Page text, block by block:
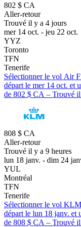
802 $ CA
Aller-retour
Trouvé il y a 4 jours
mer 14 oct. - jeu 22 oct.
YYZ
Toronto
TFN
Tenerife
Sélectionner le vol Air
départ le mer 14 oct. et
de 802 $ CA – Trouvé
808 $ CA
Aller-retour
Trouvé il y a 9 heures
lun 18 janv. - dim 24
YUL
Montréal
TFN
Tenerife
Sélectionner le vol
départ le lun 18 janv. et
de 808 $ CA – Trouvé